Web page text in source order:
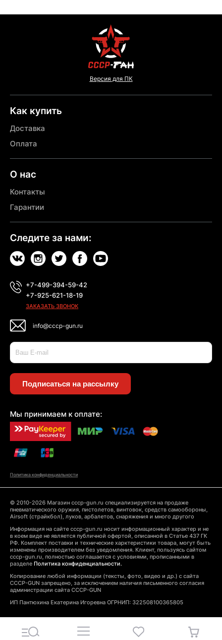
Версия для ПК
Как купить
Доставка
Оплата
О нас
Контакты
Гарантии
Следите за нами:
+7-499-394-59-42
+7-925-621-18-19
ЗАКАЗАТЬ ЗВОНОК
info@cccp-gun.ru
Подписаться на рассылку
Мы принимаем к оплате:
Политика конфиденциальности
© 2010-2026 Магазин cccp-gun.ru специализируется на продаже
пневматического оружия, пистолетов, винтовок, средств самообороны,
Airsoft (страйкбол), луков, арбалетов, снаряжения и много другого
Информация на сайте cccp-gun.ru носит информационный характер и не
в коем виде не является публичной офертой, описанной в Статье 437 ГК
РФ. Комплект поставки и технические харктеристики товара, могут быть
изменены производителем без уведомления. Клиент, пользуясь сайтом
cccp-gun.ru, полностью соглашается с условиями, прописанными в
разделе Политика конфиденциальности.
Копирование любой информации (тексты, фото, видео и др.) с сайта
CCCP-GUN запрещено, за исключением наличия письменного согласия
администрации сайта CCCP-GUN
ИП Пантюхина Екатерина Игоревна ОГРНИП: 322508100365805